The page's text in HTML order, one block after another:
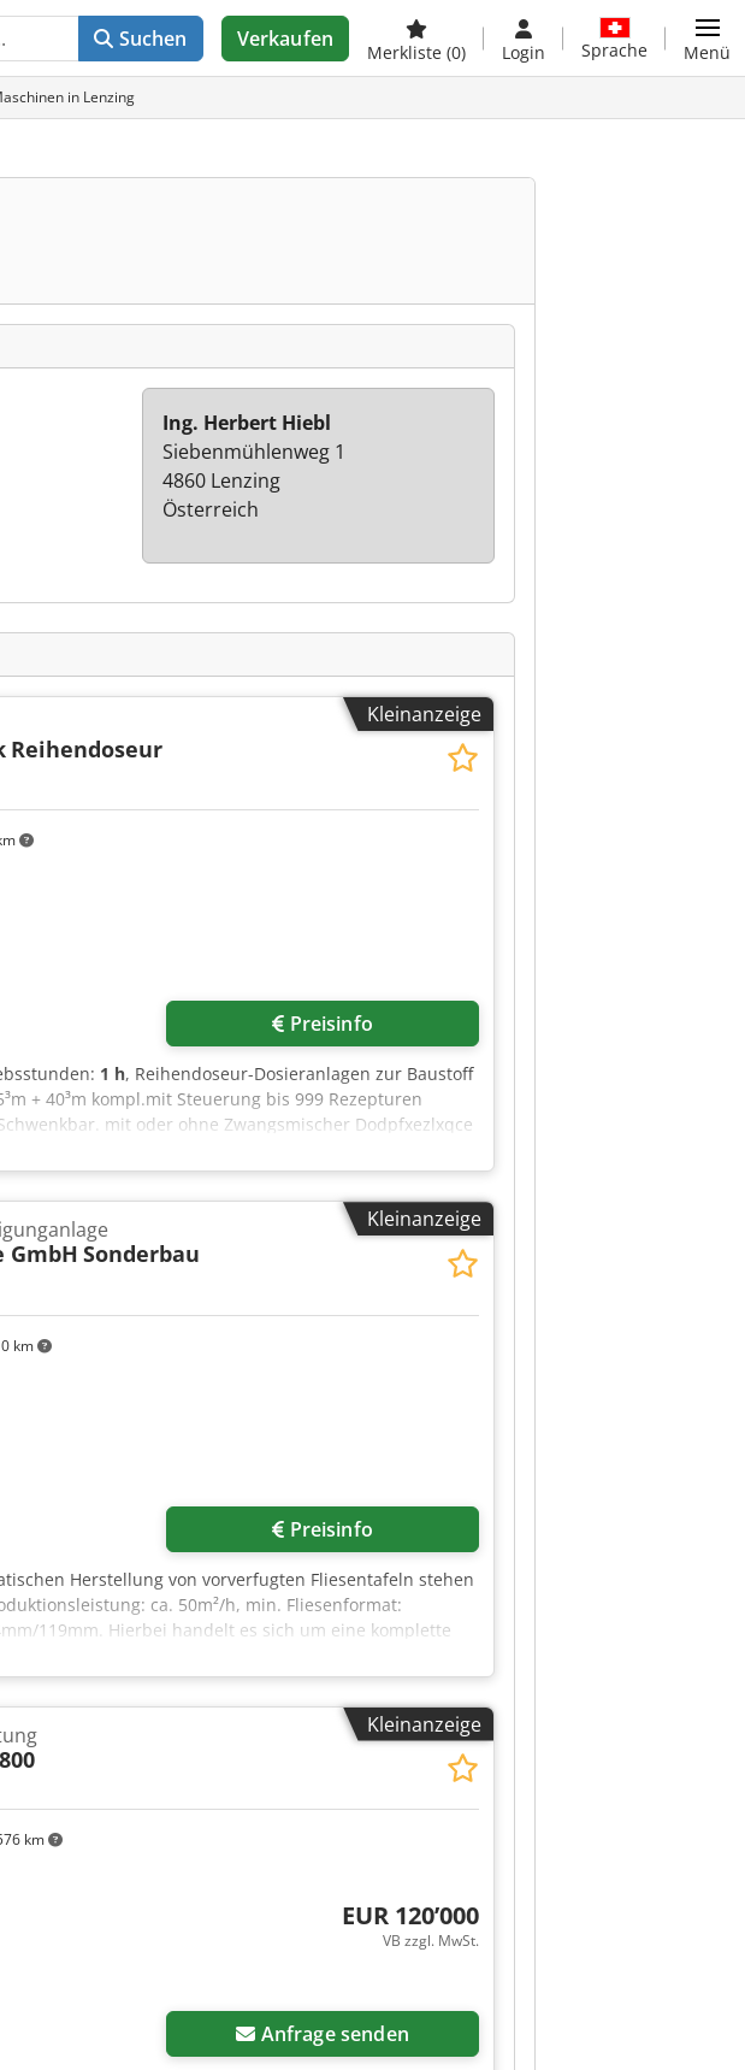
Suchen Verkaufen
Merkliste (0) Login Sprache Menü
in Lenzing
Ing. Herbert Hiebl
Siebenmühlenweg 1
4860 Lenzing
Österreich
Kleinanzeige
Reihendoseur
Preisinfo
1 h, Reihendoseur-Dosieranlagen zur Baustoff
+ 40³m kompl.mit Steuerung bis 999 Rezepturen
mit oder ohne Zwangsmischer Dodpfxezlxqce
Kleinanzeige
km
GmbH Sonderbau
Preisinfo
Herstellung von vorverfugten Fliesentafeln stehen
ca. 50m²/h, min. Fliesenformat:
119mm. Hierbei handelt es sich um eine komplette
verklebt und müssen erneuert werden. Inklusive
möglich. Dedpfx Akszli Tzeqsck
Kleinanzeige
km
EUR 120’000
VB zzgl. MwSt.
Anfrage senden